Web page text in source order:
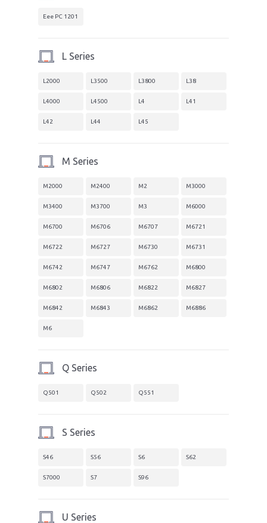
Eee PC 1201
L Series
L2000 L3500 L3800 L38
L4000 L4500 L4 L41
L42 L44 L45
M Series
M2000 M2400 M2 M3000
M3400 M3700 M3 M6000
M6700 M6706 M6707 M6721
M6722 M6727 M6730 M6731
M6742 M6747 M6762 M6800
M6802 M6806 M6822 M6827
M6842 M6843 M6862 M6886
M6
Q Series
Q501 Q502 Q551
S Series
S46 S56 S6 S62
S7000 S7 S96
U Series